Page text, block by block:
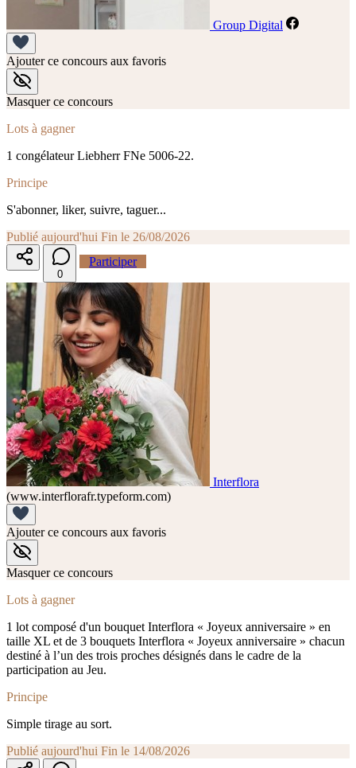
Group Digital
Ajouter ce concours aux favoris
Masquer ce concours
Lots à gagner
1 congélateur Liebherr FNe 5006-22.
Principe
S'abonner, liker, suivre, taguer...
Publié aujourd'hui Fin le 26/08/2026
0
Participer
Interflora
(www.interflorafr.typeform.com)
Ajouter ce concours aux favoris
Masquer ce concours
Lots à gagner
1 lot composé d'un bouquet Interflora « Joyeux anniversaire » en
taille XL et de 3 bouquets Interflora « Joyeux anniversaire » chacun
destiné à l’un des trois proches désignés dans le cadre de la
participation au Jeu.
Principe
Simple tirage au sort.
Publié aujourd'hui Fin le 14/08/2026